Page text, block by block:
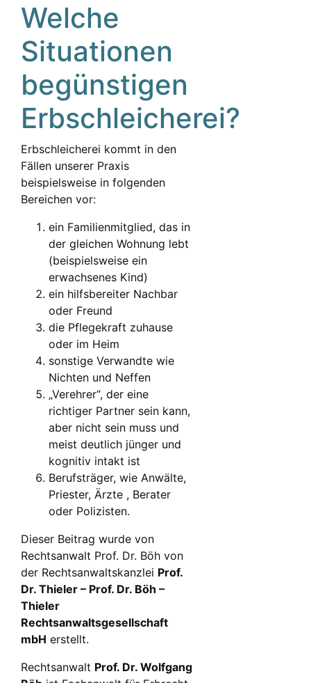
Welche
Situationen
begünstigen
Erbschleicherei?
Erbschleicherei kommt in den
Fällen unserer Praxis
beispielsweise in folgenden
Bereichen vor:
ein Familienmitglied, das in
der gleichen Wohnung lebt
(beispielsweise ein
erwachsenes Kind)
ein hilfsbereiter Nachbar
oder Freund
die Pflegekraft zuhause
oder im Heim
sonstige Verwandte wie
Nichten und Neffen
„Verehrer“, der eine
richtiger Partner sein kann,
aber nicht sein muss und
meist deutlich jünger und
kognitiv intakt ist
Berufsträger, wie Anwälte,
Priester, Ärzte , Berater
oder Polizisten.
Dieser Beitrag wurde von
Rechtsanwalt Prof. Dr. Böh von
der Rechtsanwaltskanzlei Prof.
Dr. Thieler – Prof. Dr. Böh –
Thieler
Rechtsanwaltsgesellschaft
mbH erstellt.
Rechtsanwalt Prof. Dr. Wolfgang